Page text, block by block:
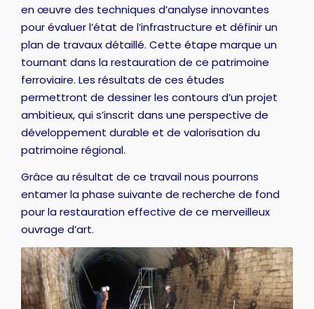
en œuvre des techniques d’analyse innovantes
pour évaluer l’état de l’infrastructure et définir un
plan de travaux détaillé. Cette étape marque un
tournant dans la restauration de ce patrimoine
ferroviaire. Les résultats de ces études
permettront de dessiner les contours d’un projet
ambitieux, qui s’inscrit dans une perspective de
développement durable et de valorisation du
patrimoine régional.
Grâce au résultat de ce travail nous pourrons
entamer la phase suivante de recherche de fond
pour la restauration effective de ce merveilleux
ouvrage d’art.